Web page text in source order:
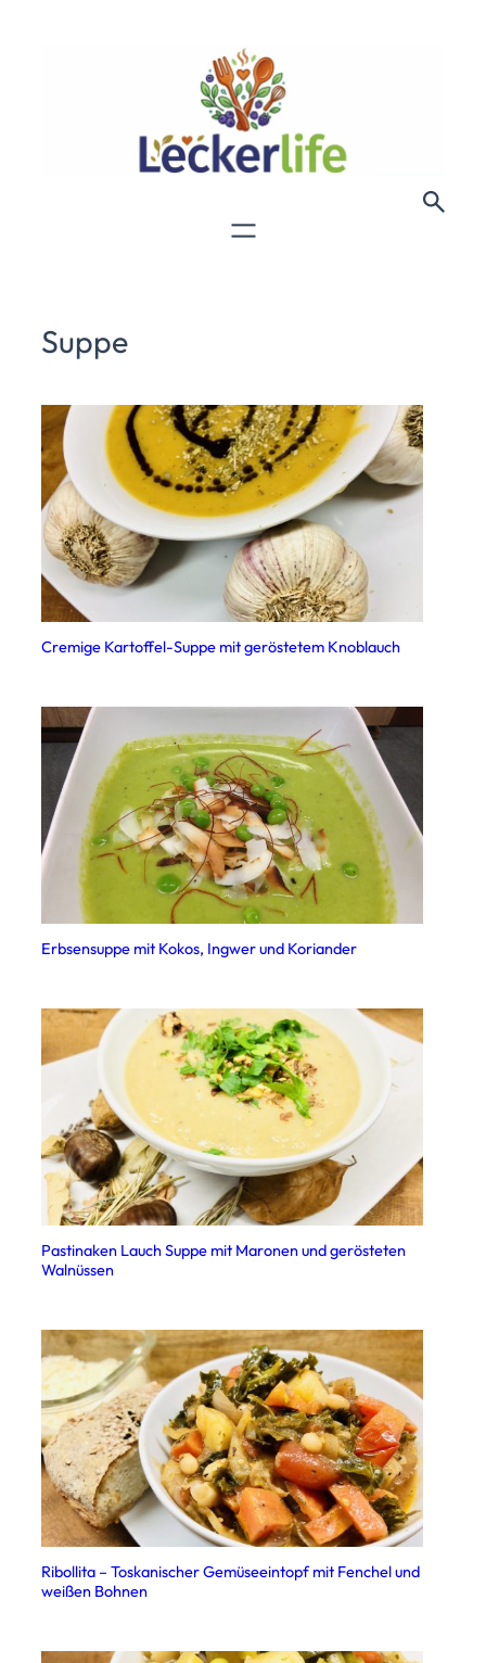
Suppe
Cremige Kartoffel-Suppe mit geröstetem Knoblauch
Erbsensuppe mit Kokos, Ingwer und Koriander
Pastinaken Lauch Suppe mit Maronen und gerösteten
Walnüssen
Ribollita – Toskanischer Gemüseeintopf mit Fenchel und
weißen Bohnen